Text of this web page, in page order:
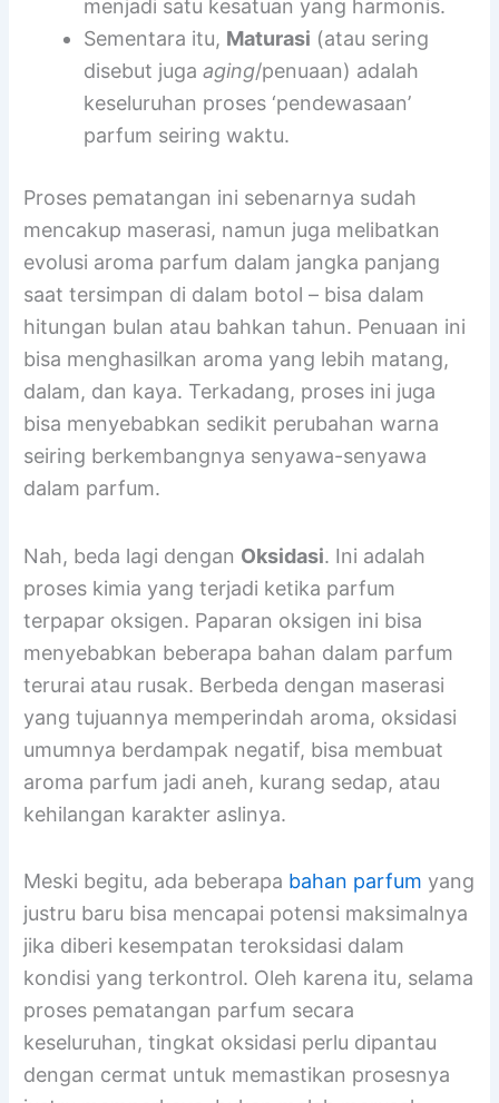
Maserasiitu fokusnya untuk
mencampurkan dan menyelaraskan
berbagainotes aroma dalam parfum
menjadi satu kesatuan yang harmonis.
Sementara itu, Maturasi
keseluruhan proses ‘pendewasaan’
parfum seiring waktu.
Proses pematangan ini sebenarnya sudah
mencakup maserasi, namun juga melibatkan
evolusi aroma parfum dalam jangka panjang
saat tersimpan di dalam botol – bisa dalam
hitungan bulan atau bahkan tahun. Penuaan ini
bisa menghasilkan aroma yang lebih matang,
dalam, dan kaya. Terkadang, proses ini juga
seiring berkembangnya senyawa-senyawa
dalam parfum.
Nah, beda lagi denganOksidasi. Ini adalah
proses kimia yang terjadi ketika parfum
terpapar oksigen. Paparan oksigen ini bisa
menyebabkan beberapa bahan dalam parfum
terurai atau rusak. Berbeda dengan maserasi
yang tujuannya memperindah aroma, oksidasi
aroma parfum jadi aneh, kurang sedap, atau
kehilangan karakter aslinya.
Meski begitu, ada beberapabahan parfumyang
justru baru bisa mencapai potensi maksimalnya
jika diberi kesempatan teroksidasi dalam
kondisi yang terkontrol. Oleh karena itu, selama